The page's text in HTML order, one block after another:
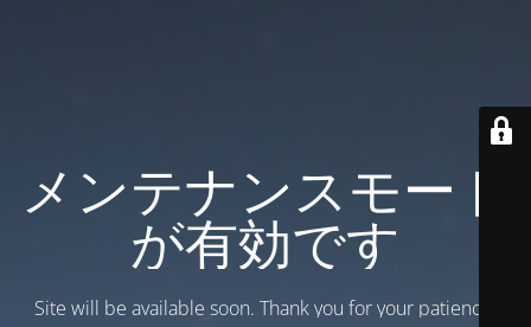
メンテナンスモード
が有効です
Site will be available soon. Thank you for your patience!